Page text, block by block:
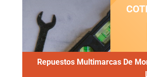
Repuestos Multimarcas De